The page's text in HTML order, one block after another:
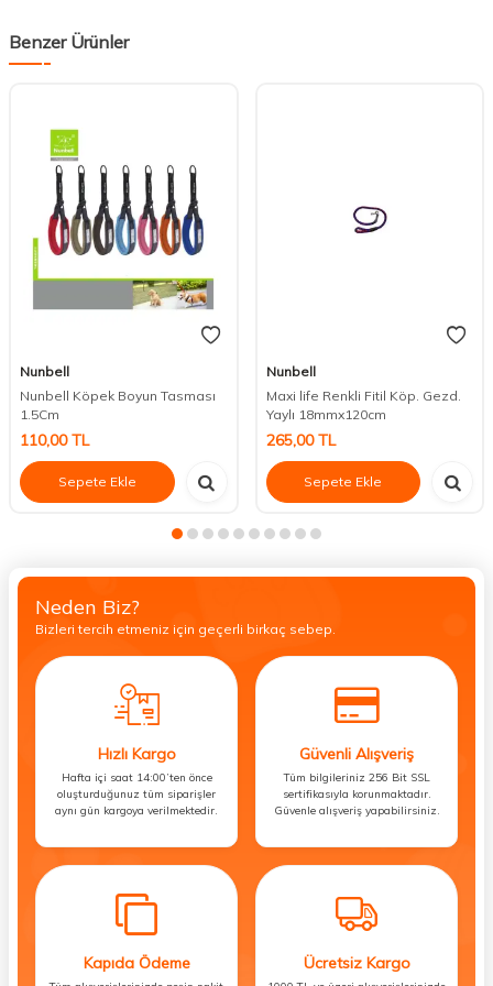
Benzer Ürünler
Nunbell
Nunbell Köpek Boyun Tasması
1.5Cm
110,00TL
Sepete Ekle
Nunbell
Maxi life Renkli Fitil Köp. Gezd.
Yaylı 18mmx120cm
265,00TL
Sepete Ekle
Neden Biz?
Bizleri tercih etmeniz için geçerli birkaç sebep.
Hızlı Kargo
Hafta içi saat 14:00’ten önce
oluşturduğunuz tüm siparişler
aynı gün kargoya verilmektedir.
Güvenli Alışveriş
Tüm bilgileriniz 256 Bit SSL
sertifikasıyla korunmaktadır.
Güvenle alışveriş yapabilirsiniz.
Kapıda Ödeme Ücretsiz Kargo